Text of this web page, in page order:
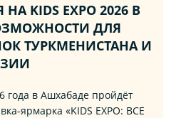
KIDS EXPO 2026 В
ДЛЯ
ТУРКМЕНИСТАНА И
года в Ашхабаде пройдёт
«KIDS EXPO: ВСЕ